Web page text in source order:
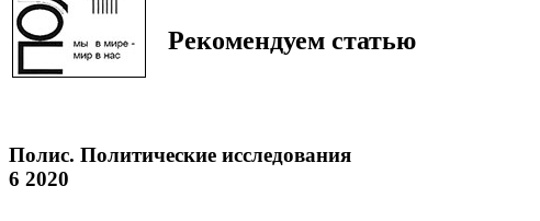
Рекомендуем статью
Полис. Политические исследования
6 2020